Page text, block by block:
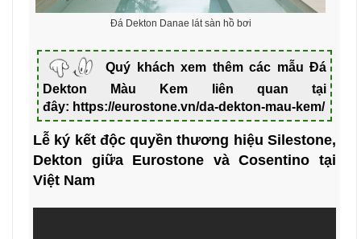
Đá Dekton Danae lát sàn hồ bơi
Quý khách xem thêm các mẫu Đá
Dekton Màu Kem liên quan tại
đây: https://eurostone.vn/da-dekton-mau-kem/
Lễ ký kết độc quyền thương hiệu Silestone,
Dekton giữa Eurostone và Cosentino tại
Việt Nam